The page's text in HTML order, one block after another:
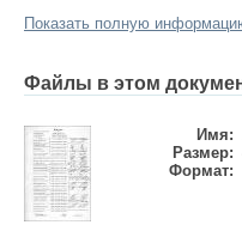
Показать полную
Файлы в этом
Имя:
Размер:
Формат: